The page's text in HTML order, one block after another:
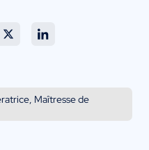
Maîtresse de